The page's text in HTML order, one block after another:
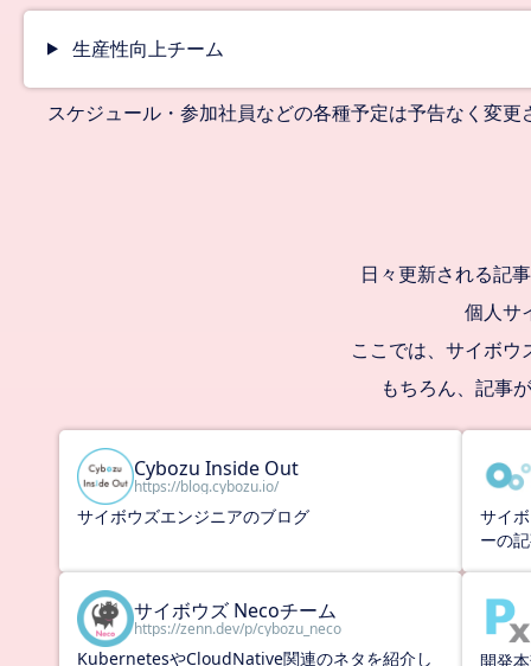
生産性向上チーム
スケジュール・参加社員などの各種予定は予告なく変
日々更新される記
個人サ
ここでは、サイボ
もちろん、記事
Cybozu Inside Out
https://blog.cybozu.io/
サイボウズエンジニアのブログ
サイ
ーの
サイボウズ Necoチーム
https://zenn.dev/p/cybozu_neco
KubernetesやCloudNative関連のネタを紹介し
開発